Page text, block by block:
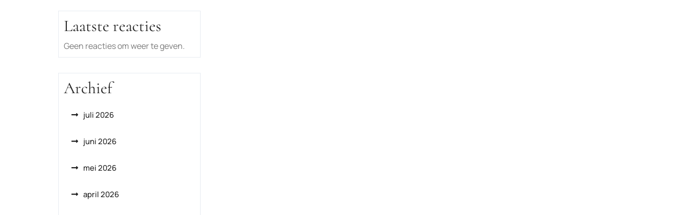
Laatste reacties
Geen reacties om weer te geven.
Archief
juli 2026
juni 2026
mei 2026
april 2026